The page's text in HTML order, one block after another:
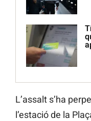
L’assalt s’ha
l’estació de la